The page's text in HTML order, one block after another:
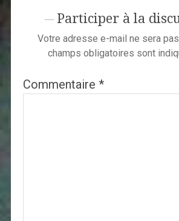
Participer à la
Votre adresse e-mail ne sera
champs obligatoires sont
Commentaire *